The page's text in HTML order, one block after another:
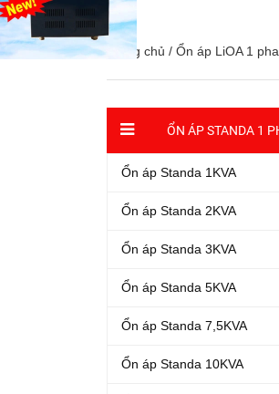
Trang chủ / Ổn áp LiOA 1 pha
ỔN ÁP STANDA 1
Ổn áp Standa 1KVA
Ổn áp Standa 2KVA
Ổn áp Standa 3KVA
Ổn áp Standa 5KVA
Ổn áp Standa 7,5KVA
Ổn áp Standa 10KVA